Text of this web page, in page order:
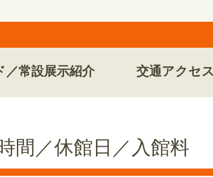
／常設展示紹介 交通アクセス
間／休館日／入館料